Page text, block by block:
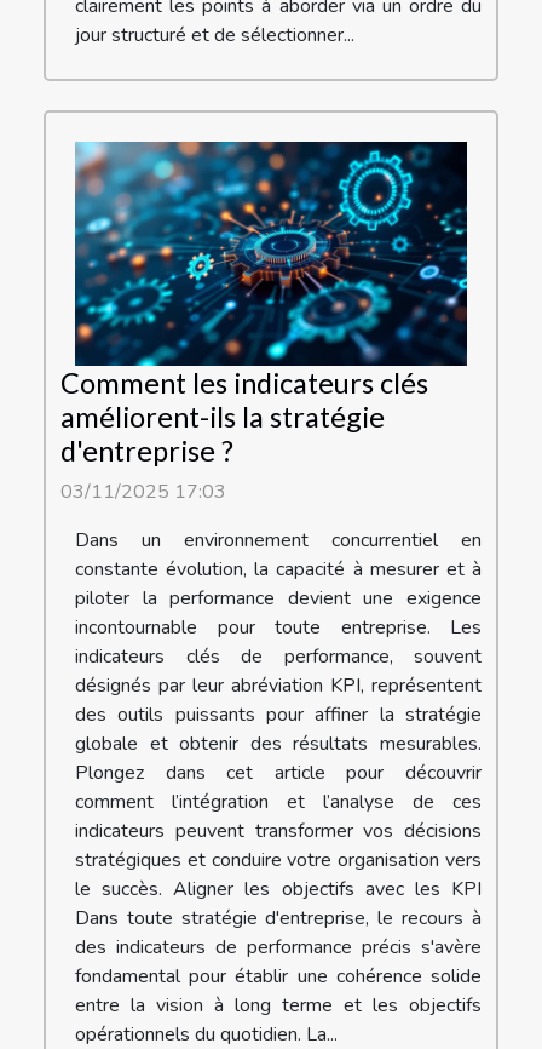
clairement les points à aborder via un ordre du
jour structuré et de sélectionner...
Comment les indicateurs clés
améliorent-ils la stratégie
d'entreprise ?
03/11/2025 17:03
Dans un environnement concurrentiel en
constante évolution, la capacité à mesurer et à
piloter la performance devient une exigence
incontournable pour toute entreprise. Les
indicateurs clés de performance, souvent
désignés par leur abréviation KPI, représentent
des outils puissants pour affiner la stratégie
globale et obtenir des résultats mesurables.
Plongez dans cet article pour découvrir
comment l’intégration et l’analyse de ces
indicateurs peuvent transformer vos décisions
stratégiques et conduire votre organisation vers
le succès. Aligner les objectifs avec les KPI
Dans toute stratégie d'entreprise, le recours à
des indicateurs de performance précis s'avère
fondamental pour établir une cohérence solide
entre la vision à long terme et les objectifs
opérationnels du quotidien. La...